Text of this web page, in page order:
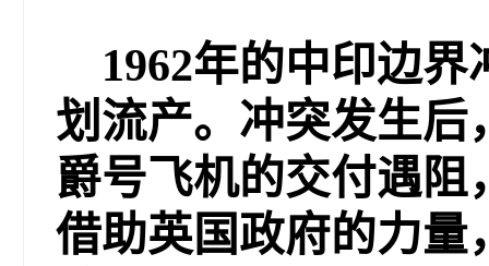
1962年的中印边
划流产。冲突发生后
爵号飞机的交付遇
借助英国政府的力量